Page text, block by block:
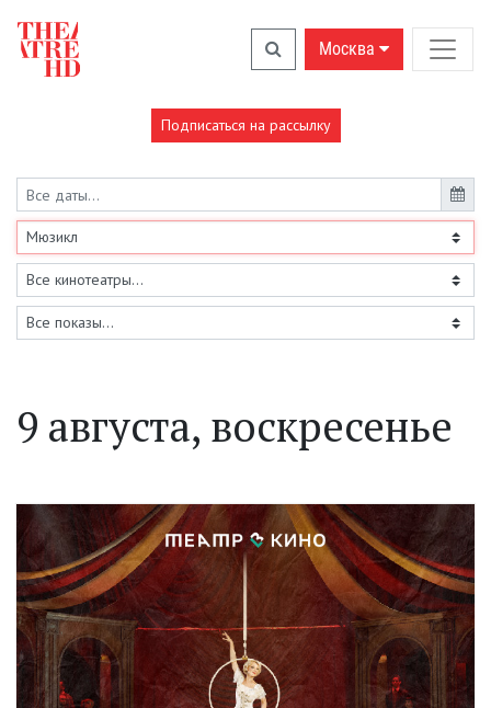
Москва
Подписаться на рассылку
9 августа, воскресенье